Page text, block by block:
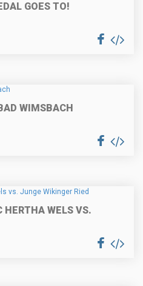
GOES TO!
WIMSBACH
HERTHA WELS VS.